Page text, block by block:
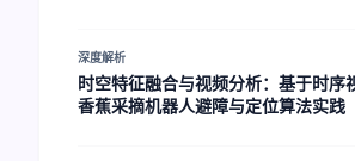
深度解析
时空特征融合与视频分析：基于时序
香蕉采摘机器人避障与定位算法实践